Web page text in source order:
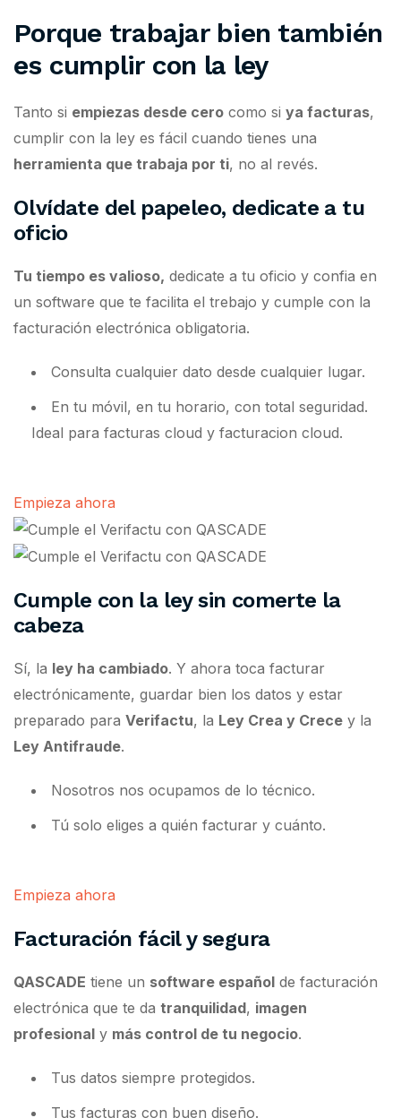
Porque trabajar bien también
es cumplir con la ley
Tanto si empiezas desde cero como si ya facturas,
cumplir con la ley es fácil cuando tienes una
herramienta que trabaja por ti, no al revés.
Olvídate del papeleo, dedicate a tu
oficio
Tu tiempo es valioso, dedicate a tu oficio y confia en
un software que te facilita el trebajo y cumple con la
facturación electrónica obligatoria.
Consulta cualquier dato desde cualquier lugar.
En tu móvil, en tu horario, con total seguridad.
Ideal para facturas cloud y facturacion cloud.
Empieza ahora
Cumple con la ley sin comerte la
cabeza
Sí, la ley ha cambiado. Y ahora toca facturar
electrónicamente, guardar bien los datos y estar
preparado para Verifactu, la Ley Crea y Crece y la
Ley Antifraude.
Nosotros nos ocupamos de lo técnico.
Tú solo eliges a quién facturar y cuánto.
Empieza ahora
Facturación fácil y segura
QASCADE tiene un software español de facturación
electrónica que te da tranquilidad, imagen
profesional y más control de tu negocio.
Tus datos siempre protegidos.
Tus facturas con buen diseño.